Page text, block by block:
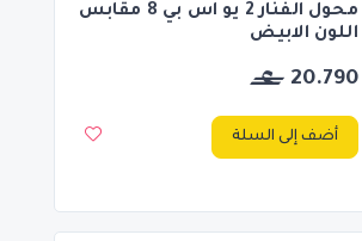
محول الفنار 2 يو اس بي 8 مقابس
اللون الابيض
20.790
أضف إلى السلة